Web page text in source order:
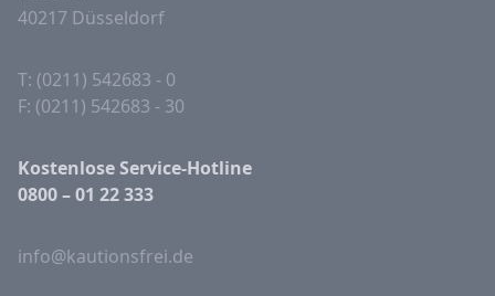
40217 Düsseldorf
T: (0211) 542683 - 0
F: (0211) 542683 - 30
Kostenlose Service-Hotline
0800 – 01 22 333
info@kautionsfrei.de